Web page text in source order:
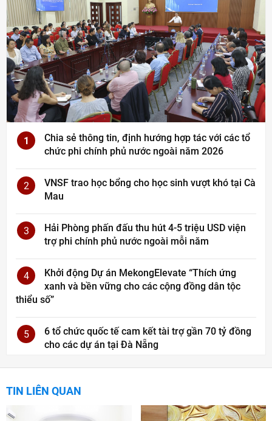
1
Chia sẻ thông tin, định hướng hợp tác với các tổ
chức phi chính phủ nước ngoài năm 2026
2
VNSF trao học bổng cho học sinh vượt khó tại Cà
Mau
3
Hải Phòng phấn đấu thu hút 4-5 triệu USD viện
trợ phi chính phủ nước ngoài mỗi năm
4
Khởi động Dự án MekongElevate “Thích ứng
xanh và bền vững cho các cộng đồng dân tộc
thiểu số”
5
6 tổ chức quốc tế cam kết tài trợ gần 70 tỷ đồng
cho các dự án tại Đà Nẵng
TIN LIÊN QUAN